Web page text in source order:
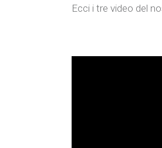
Ecci i tre video del